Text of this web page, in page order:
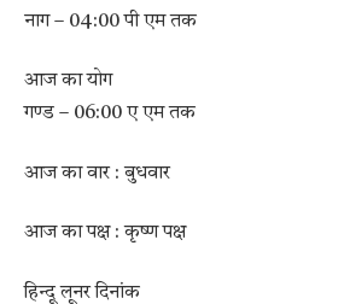
नाग – 04:00 पी एम तक
आज का योग
गण्ड – 06:00 ए एम तक
आज का वार : बुधवार
आज का पक्ष : कृष्ण पक्ष
हिन्दू लूनर दिनांक